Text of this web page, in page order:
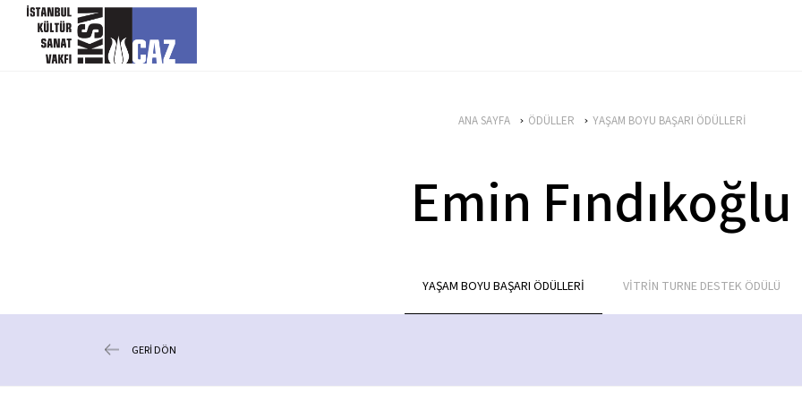
içeriği atla
ANA SAYFA ÖDÜLLER YAŞAM BOYU BAŞARI ÖDÜLLERİ
Emin Fındıkoğlu
YAŞAM BOYU BAŞARI ÖDÜLLERİ VİTRİN TURNE DESTEK ÖDÜLÜ
GERİ DÖN